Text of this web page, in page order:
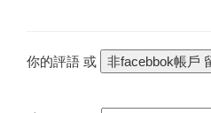
你的評語 或